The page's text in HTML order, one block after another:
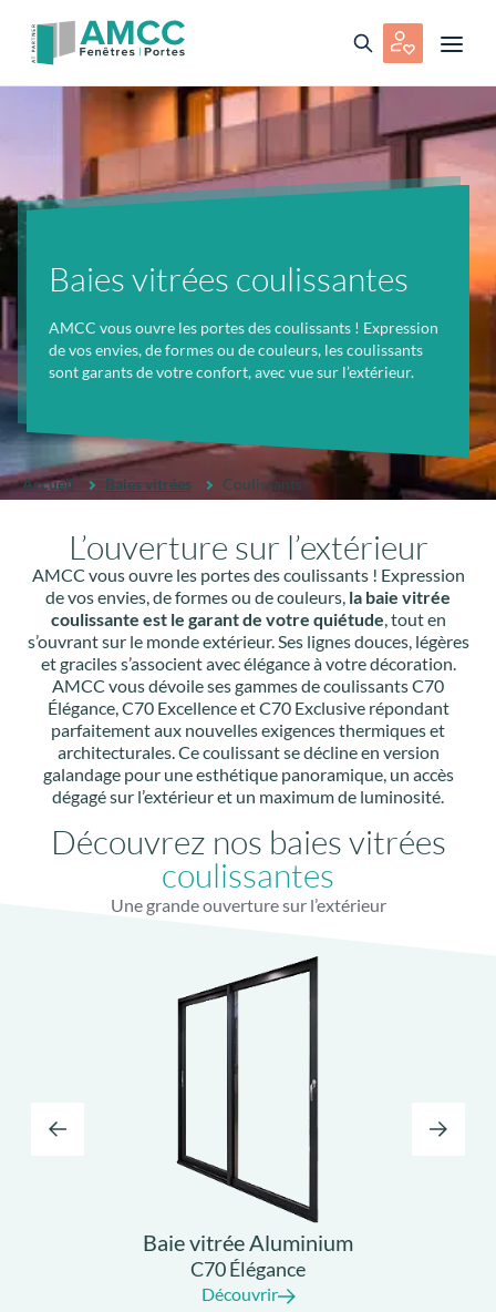
Baies vitrées coulissantes
AMCC vous ouvre les portes des coulissants ! Expression
de vos envies, de formes ou de couleurs, les coulissants
sont garants de votre confort, avec vue sur l’extérieur.
Accueil Baies vitrées Coulissants
L’ouverture sur l’extérieur
AMCC vous ouvre les portes des coulissants ! Expression
de vos envies, de formes ou de couleurs, la baie vitrée
coulissante est le garant de votre quiétude, tout en
s’ouvrant sur le monde extérieur. Ses lignes douces, légères
et graciles s’associent avec élégance à votre décoration.
AMCC vous dévoile ses gammes de coulissants C70
Élégance, C70 Excellence et C70 Exclusive répondant
parfaitement aux nouvelles exigences thermiques et
architecturales. Ce coulissant se décline en version
galandage pour une esthétique panoramique, un accès
dégagé sur l’extérieur et un maximum de luminosité.
Découvrez nos baies vitrées
coulissantes
Une grande ouverture sur l’extérieur
Baie vitrée Aluminium
C70 Élégance
Découvrir